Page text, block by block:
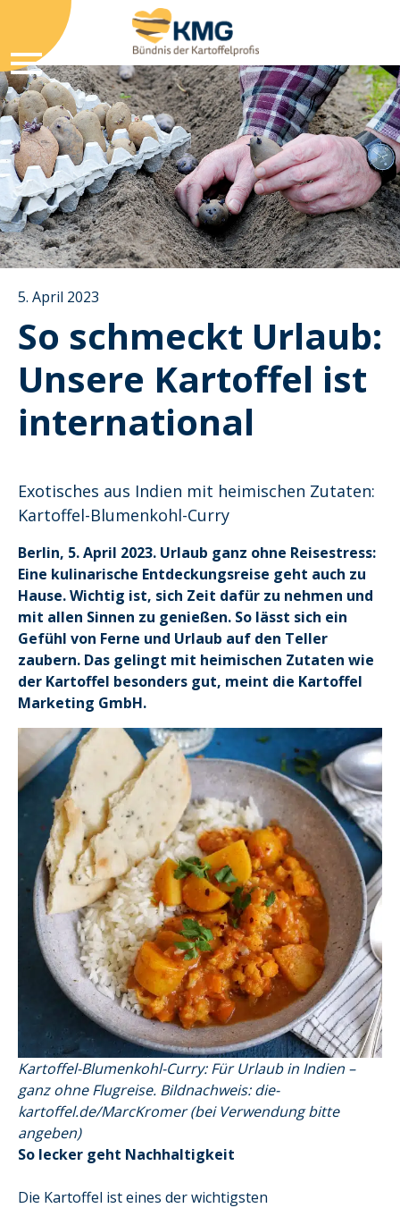
5. April 2023
So schmeckt Urlaub:
Unsere Kartoffel ist
international
Exotisches aus Indien mit heimischen Zutaten:
Kartoffel-Blumenkohl-Curry
Berlin, 5. April 2023. Urlaub ganz ohne Reisestress:
Eine kulinarische Entdeckungsreise geht auch zu
Hause. Wichtig ist, sich Zeit dafür zu nehmen und
mit allen Sinnen zu genießen. So lässt sich ein
Gefühl von Ferne und Urlaub auf den Teller
zaubern. Das gelingt mit heimischen Zutaten wie
der Kartoffel besonders gut, meint die Kartoffel
Marketing GmbH.
Kartoffel-Blumenkohl-Curry: Für Urlaub in Indien –
ganz ohne Flugreise. Bildnachweis: die-
kartoffel.de/MarcKromer (bei Verwendung bitte
angeben)
So lecker geht Nachhaltigkeit
Die Kartoffel ist eines der wichtigsten